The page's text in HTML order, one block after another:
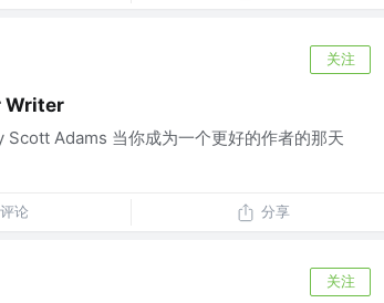
关注
Writer
Adams 当你成为一个更好的作者的那天
评论 分享
关注